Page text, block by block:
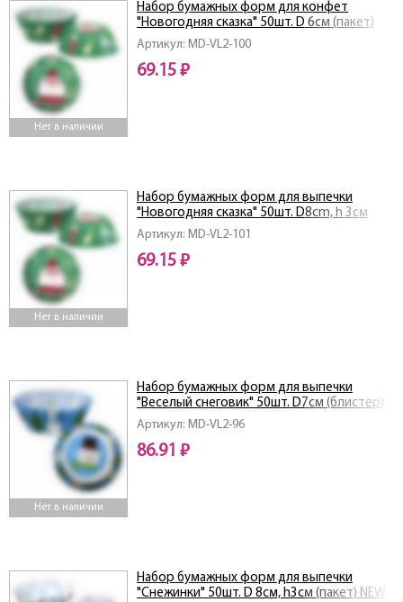
Нет в наличии
Артикул: MD-VL2-100
Набор бумажных форм для конфет
"Новогодняя сказка" 50шт. D 6см (пакет)
NEW
69.15 ₽
Нет в наличии
Артикул: MD-VL2-101
Набор бумажных форм для выпечки
"Новогодняя сказка" 50шт. D8cm, h 3см
(пакет) NEW
69.15 ₽
Нет в наличии
Артикул: MD-VL2-96
Набор бумажных форм для выпечки
"Веселый снеговик" 50шт. D7см (блистер)
NEW
86.91 ₽
Набор бумажных форм для выпечки
"Снежинки" 50шт. D 8см, h3см (пакет) NEW